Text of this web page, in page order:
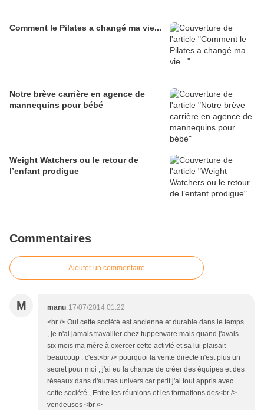
Comment le Pilates a changé ma vie...
Notre brève carrière en agence de
mannequins pour bébé
Weight Watchers ou le retour de
l’enfant prodigue
Commentaires
Ajouter un commentaire
M manu 17/07/2014 01:22
<br /> Oui cette société est ancienne et durable dans le temps
, je n'ai jamais travailler chez tupperware mais quand j'avais
six mois ma mère à exercer cette activté et sa lui plaisait
beaucoup , c'est<br /> pourquoi la vente directe n'est plus un
secret pour moi , j'ai eu la chance de créer des équipes et des
réseaux dans d'autres univers car petit j'ai tout appris avec
cette société , Entre les réunions et les formations des<br />
vendeuses <br />